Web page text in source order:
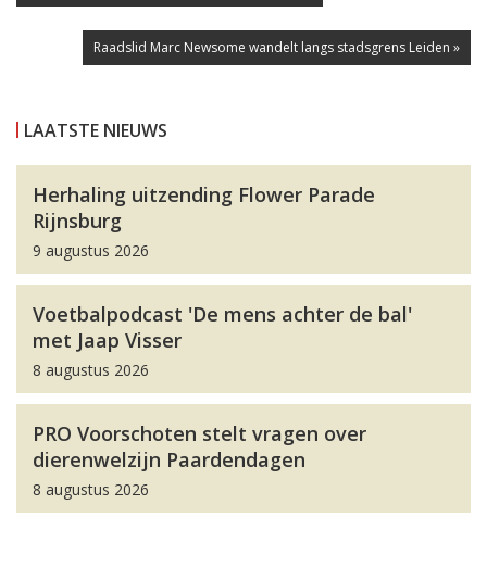
Raadslid Marc Newsome wandelt langs stadsgrens Leiden »
LAATSTE NIEUWS
Herhaling uitzending Flower Parade
Rijnsburg
9 augustus 2026
Voetbalpodcast 'De mens achter de bal'
met Jaap Visser
8 augustus 2026
PRO Voorschoten stelt vragen over
dierenwelzijn Paardendagen
8 augustus 2026